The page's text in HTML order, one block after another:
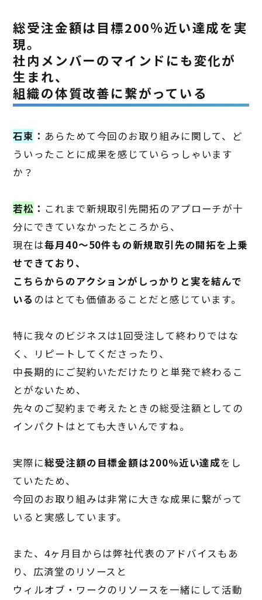
総受注金額は目標200％近い達成を実
現。
社内メンバーのマインドにも変化が
生まれ、
組織の体質改善に繋がっている
石束 ： あらためて今回のお取り組みに関して、ど
ういったことに成果を感じていらっしゃいます
か？
若松 ： これまで新規取引先開拓のアプローチが十
分にできていなかったところから、
現在は毎月40〜50件もの新規取引先の開拓を上乗
せできており、
こちらからのアクションがしっかりと実を結んで
いる のはとても価値あることだと感じています。
特に我々のビジネスは1回受注して終わりではな
く、リピートしてくださったり、
中長期的にご契約いただけたりと単発で終わるこ
とがないため、
先々のご契約まで考えたときの総受注額としての
インパクトはとても大きいんですね。
実際に総受注額の目標金額は200％近い達成をし
ていたため、
今回のお取り組みは非常に大きな成果に繋がって
いると実感しています。
また、4ヶ月目からは弊社代表のアドバイスもあ
り、広済堂のリソースと
ウィルオブ・ワークのリソースを一緒にして活動